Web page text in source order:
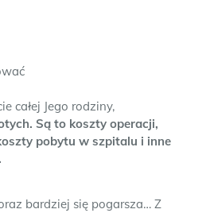
całej Jego rodziny,
Są to koszty operacji,
pobytu w szpitalu i inne
bardziej się pogarsza… Z